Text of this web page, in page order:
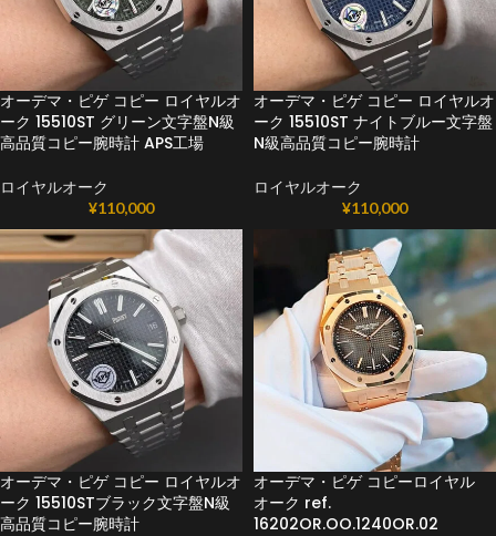
オーデマ・ピゲ コピー ロイヤルオ
ーク 15510ST グリーン文字盤N級
高品質コピー腕時計 APS工場
ロイヤルオーク
¥110,000
オーデマ・ピゲ コピー ロイヤルオ
ーク 15510ST ナイトブルー文字盤
N級高品質コピー腕時計
ロイヤルオーク
¥110,000
オーデマ・ピゲ コピー ロイヤルオ
ーク 15510STブラック文字盤N級
高品質コピー腕時計
オーデマ・ピゲ コピーロイヤル
オーク ref.
16202OR.OO.1240OR.02